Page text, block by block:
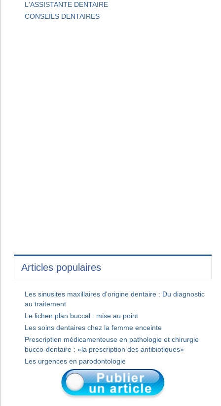
L'ASSISTANTE DENTAIRE
CONSEILS DENTAIRES
Articles populaires
Les sinusites maxillaires d'origine dentaire : Du diagnostic
au traitement
Le lichen plan buccal : mise au point
Les soins dentaires chez la femme enceinte
Prescription médicamenteuse en pathologie et chirurgie
bucco-dentaire : «la prescription des antibiotiques»
Les urgences en parodontologie